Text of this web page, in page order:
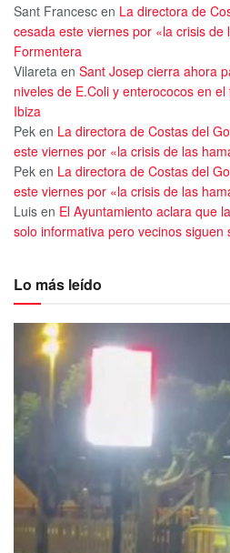
Sant Francesc en La directora de
cesada este viernes por «la crisis de
Formentera
Vilareta en Sant Josep cierra ahora
niveles de E.Coli y enterococos en
Ibiza
Pek en La directora de Costas del
este viernes por «la crisis de las
Pek en La directora de Costas del
este viernes por «la crisis de las
Luis en El Ayuntamiento aclara que
solo informativa pero vecinos siguen
Lo más leído